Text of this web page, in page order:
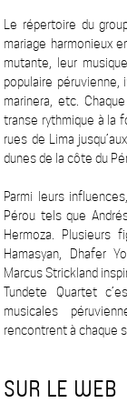
Le répertoire du
mariage harmonieux
mutante, leur
populaire
marinera, etc.
transe rythmique à la
rues de Lima
dunes de la côte du
Parmi leurs
Pérou tels que
Hermoza. Plusieurs
Hamasyan, Dhafer
Marcus Strickland
Tundete Quartet
musicales
rencontrent à chaque
SUR LE WEB